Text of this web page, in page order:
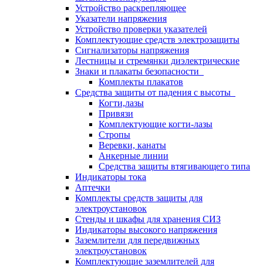
Устройство раскрепляющее
Указатели напряжения
Устройство проверки указателей
Комплектующие средств электрозащиты
Сигнализаторы напряжения
Лестницы и стремянки диэлектрические
Знаки и плакаты безопасности
Комплекты плакатов
Средства защиты от падения с высоты
Когти,лазы
Привязи
Комплектующие когти-лазы
Стропы
Веревки, канаты
Анкерные линии
Средства защиты втягивающего типа
Индикаторы тока
Аптечки
Комплекты средств защиты для
электроустановок
Стенды и шкафы для хранения СИЗ
Индикаторы высокого напряжения
Заземлители для передвижных
электроустановок
Комплектующие заземлителей для